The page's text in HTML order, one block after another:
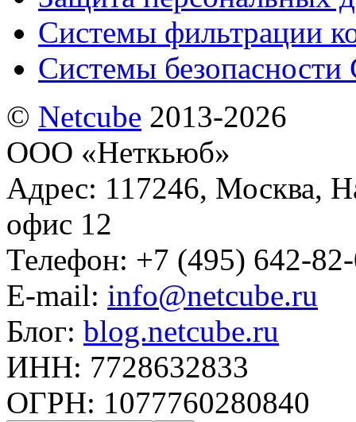
Системы фильтрации
Системы безопасности
© Netсube 2013-2026
ООО «Неткьюб»
Адрес: 117246, Москва,
офис 12
Телефон: +7 (495) 642-
E-mail: info@netcube.ru
Блог: blog.netcube.ru
ИНН: 7728632833
ОГРН: 1077760280840